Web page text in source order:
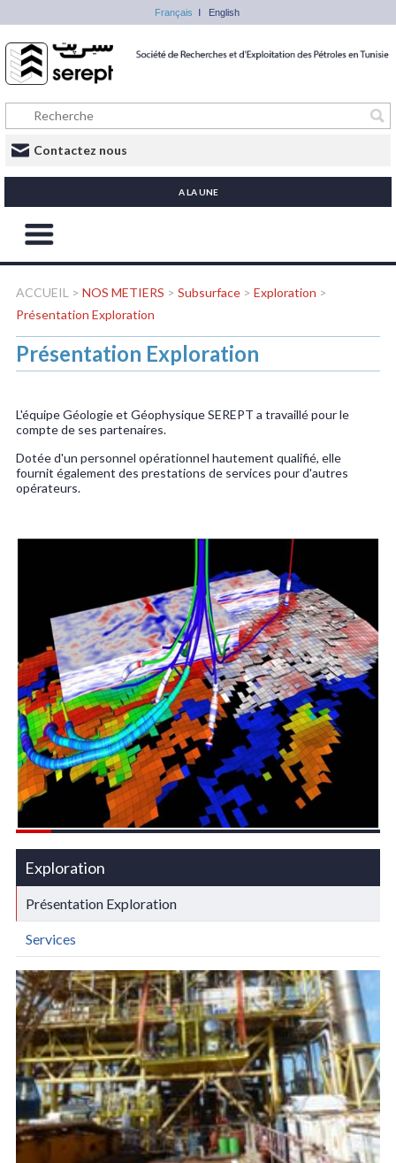
Français English
Contactez nous
A LA UNE
ACCUEIL > NOS METIERS > Subsurface > Exploration >
Présentation Exploration
Présentation Exploration
L'équipe Géologie et Géophysique SEREPT a travaillé pour le
compte de ses partenaires.
Dotée d'un personnel opérationnel hautement qualifié, elle
fournit également des prestations de services pour d'autres
opérateurs.
Exploration
Présentation Exploration
Services